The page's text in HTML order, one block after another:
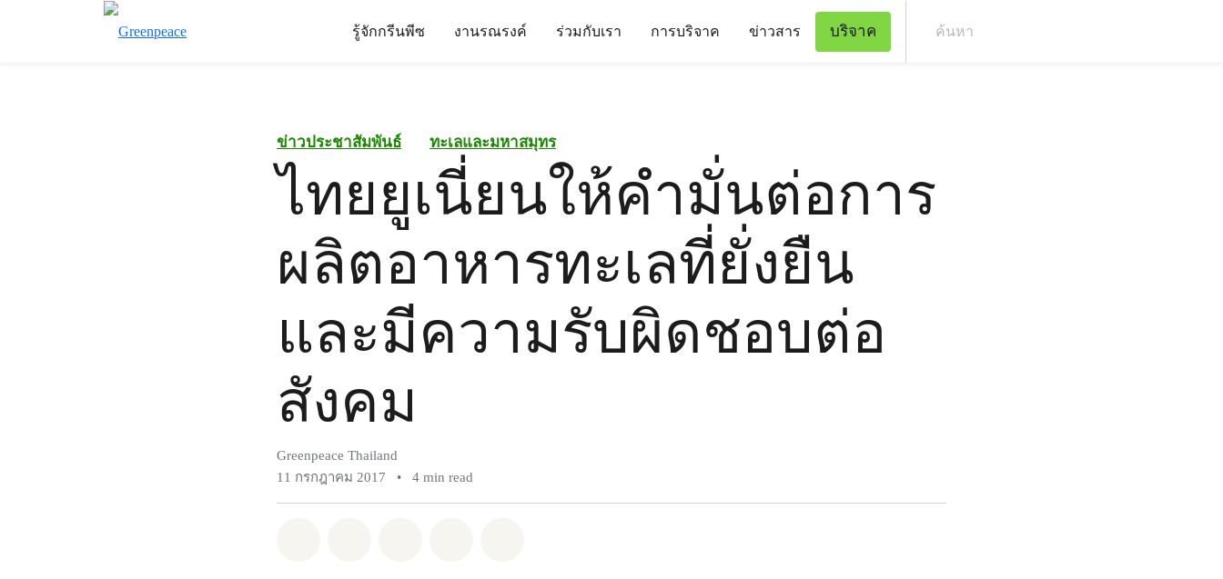
รู้จักกรีนพีซ งานรณรงค์ ร่วมกับเรา การบริจาค ข่าวสาร บริจาค
ข่าวประชาสัมพันธ์ ทะเลและมหาสมุทร
ไทยยูเนี่ยนให้คำมั่นต่อการ
ผลิตอาหารทะเลที่ยั่งยืน
และมีความรับผิดชอบต่อ
สังคม
Greenpeace Thailand
11 กรกฎาคม 2017
• 4 min read